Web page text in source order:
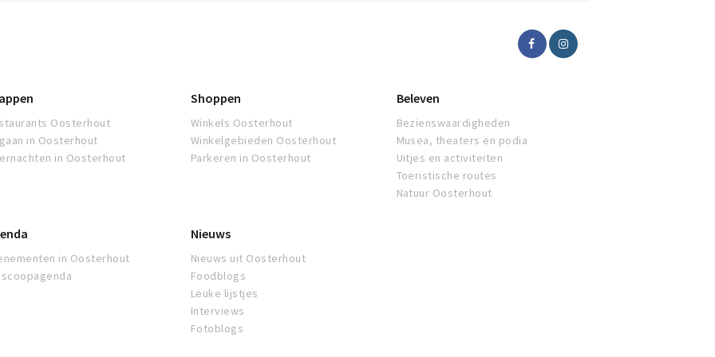
Oosterhout
in Oosterhout
in Oosterhout
Shoppen
Winkels Oosterhout
Winkelgebieden Oosterhout
Parkeren in Oosterhout
Beleven
Bezienswaardigheden
Musea, theaters en podia
Uitjes en activiteiten
Toeristische routes
Natuur Oosterhout
in Oosterhout
Nieuws
Nieuws uit Oosterhout
Foodblogs
Leuke lijstjes
Interviews
Fotoblogs